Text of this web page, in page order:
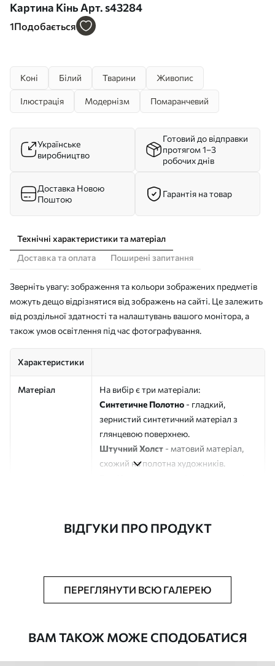
Картина Кінь Арт. s43284
1Подобається
Коні Білий Тварини Живопис
Ілюстрація Модернізм Помаранчевий
Українське
виробництво
Готовий до відправки
протягом 1–3
робочих днів
Доставка Новою
Поштою
Гарантія на товар
Технічні характеристики та матеріал
Доставка та оплата
Поширені запитання
Зверніть увагу: зображення та кольори зображених предметів
можуть дещо відрізнятися від зображень на сайті. Це залежить
від роздільної здатності та налаштувань вашого монітора, а
також умов освітлення під час фотографування.
Характеристики
Матеріал
На вибір є три матеріали:
Синтетичне Полотно - гладкий,
зернистий синтетичний матеріал з
глянцевою поверхнею.
Штучний Холст - матовий матеріал,
схожий на полотна художників.
Додатково Можна додати лакове покриття.
ВІДГУКИ ПРО ПРОДУКТ
ПЕРЕГЛЯНУТИ ВСЮ ГАЛЕРЕЮ
ВАМ ТАКОЖ МОЖЕ СПОДОБАТИСЯ